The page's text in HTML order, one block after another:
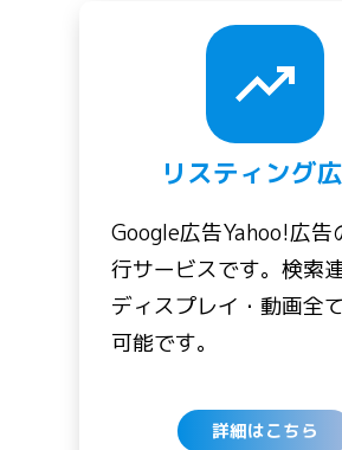
リスティング
Google広告Yahoo!広告
行サービスです。検索
ディスプレイ・動画全
可能です。
詳細はこちら